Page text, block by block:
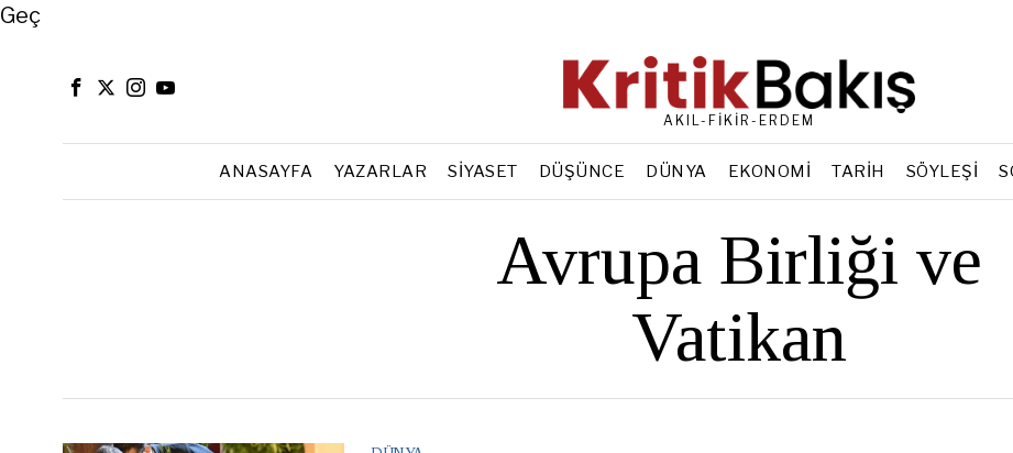
Close
Geç
AKIL-FİKİR-ERDEM
ANASAYFA YAZARLAR SIYASET DÜŞÜNCE DÜNYA EKONOMI TARIH SÖYLEŞI
Avrupa Birliği ve
Vatikan